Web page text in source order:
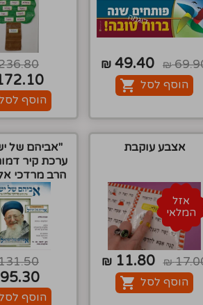
₪
49.40
₪
הוסף לסל
הוסף
אצבע עוקבת
אזל
המלאי
₪
11.80
₪
הוסף לסל
''אביהם של
ערכת קיר
הרב מרדכי
95.30
הוסף